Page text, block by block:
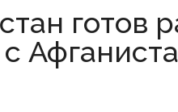
готов
с